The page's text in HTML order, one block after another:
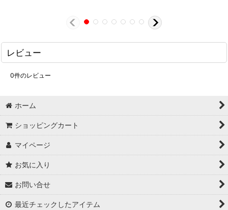
レビュー
0件のレビュー
ホーム
ショッピングカート
マイページ
お気に入り
お問い合せ
最近チェックしたアイテム